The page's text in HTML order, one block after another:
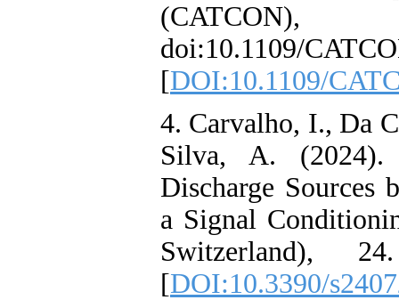
doi:10.1109/
[DOI:10.1109/
4. Carvalho,
Silva, A.
Discharge
a Signal
[DOI:10.3390/